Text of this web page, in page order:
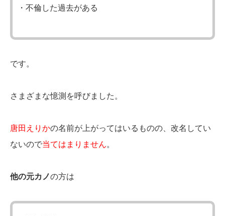
・不倫した過去がある
です。
さまざまな憶測を呼びました。
唐田えりかの名前が上がってはいるものの、改名してい
ないので当てはまりません。
他の元カノの方は